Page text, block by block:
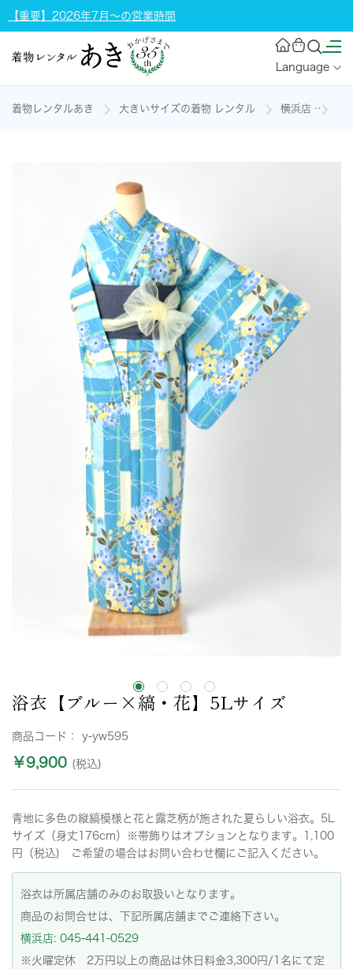
【重要】2026年7月～の営業時間
Language
着物レンタルあき 大きいサイズの着物 レンタル 横浜店
浴衣【ブルー×縞・花】5Lサイズ
商品コード： y-yw595
￥9,900 (税込)
青地に多色の縦縞模様と花と露芝柄が施された夏らしい浴衣。5L
サイズ（身丈176cm）※帯飾りはオプションとなります。1,100
円（税込) ご希望の場合はお問い合わせ欄にご記入ください。
浴衣は所属店舗のみのお取扱いとなります。
商品のお問合せは、下記所属店舗までご連絡下さい。
横浜店: 045-441-0529
※火曜定休 2万円以上の商品は休日料金3,300円/1名にて定